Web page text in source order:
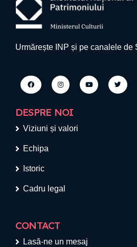
Urmărește INP și pe canalele de
DESPRE NOI
Viziuni și valori
Echipa
Istoric
Cadru legal
CONTACT
Lasă-ne un mesaj